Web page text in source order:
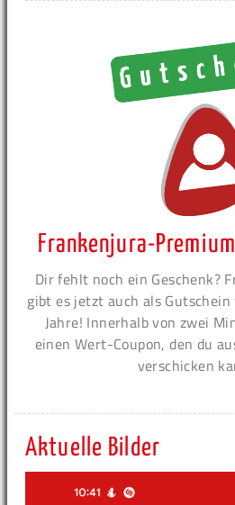
Frankenjura-
Dir fehlt noch ein Geschenk?
gibt es jetzt auch als
Jahre! Innerhalb von zwei
einen Wert-Coupon, den du
verschicken
Aktuelle Bilder